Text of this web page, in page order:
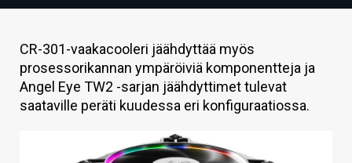
HINTA.FI
KAUPPA
VAIHDA TEEMA
CR-301-vaakacooleri jäähdyttää myös
prosessorikannan ympäröiviä komponentteja ja
Angel Eye TW2 -sarjan jäähdyttimet tulevat
saataville peräti kuudessa eri konfiguraatiossa.